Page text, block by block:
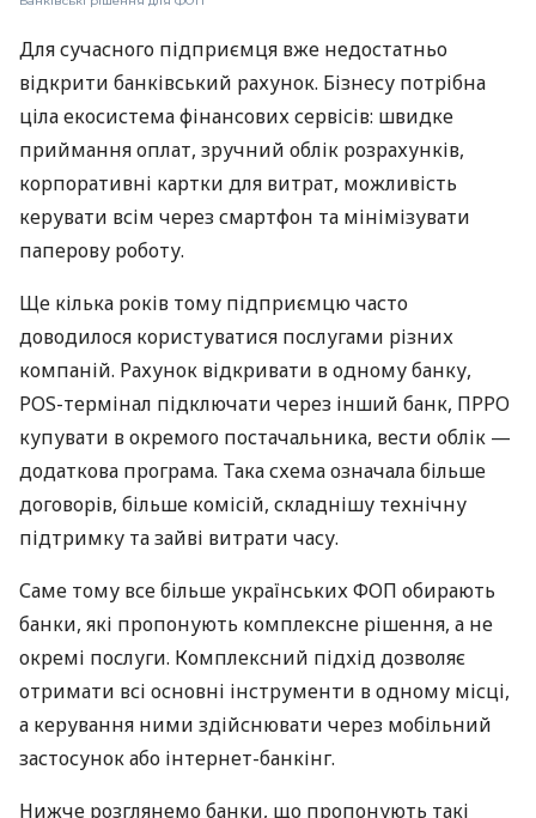
Для сучасного підприємця вже недостатньо
відкрити банківський рахунок. Бізнесу потрібна
ціла екосистема фінансових сервісів: швидке
приймання оплат, зручний облік розрахунків,
корпоративні картки для витрат, можливість
керувати всім через смартфон та мінімізувати
паперову роботу.
Ще кілька років тому підприємцю часто
доводилося користуватися послугами різних
компаній. Рахунок відкривати в одному банку,
POS-термінал підключати через інший банк, ПРРО
купувати в окремого постачальника, вести облік —
додаткова програма. Така схема означала більше
договорів, більше комісій, складнішу технічну
підтримку та зайві витрати часу.
Саме тому все більше українських ФОП обирають
банки, які пропонують комплексне рішення, а не
окремі послуги. Комплексний підхід дозволяє
отримати всі основні інструменти в одному місці,
а керування ними здійснювати через мобільний
застосунок або інтернет-банкінг.
Нижче розглянемо банки, що пропонують такі